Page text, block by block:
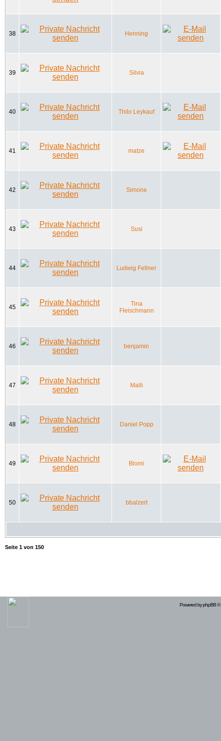
38 Henning
39 Silvia
40 Thilo Leykauf
41 matze
42 Simone
43 Susi
44 Ludwig Fellner
45
Tina
Fleischmann
46 benjamin
47 Malli
48 Daniel Popp
49 Blomi
50 bbalzert
Seite 1 von 150
Powered byphpBB©